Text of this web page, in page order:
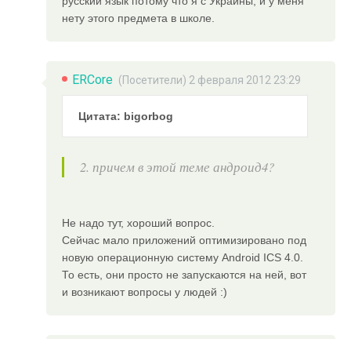
нету этого предмета в школе.
ERCore (Посетители) 2 февраля 2012 23:29
Цитата: bigorbog
2. причем в этой теме андроид4?
Не надо тут, хороший вопрос.
Сейчас мало приложений оптимизировано под
новую операционную систему Android ICS 4.0.
То есть, они просто не запускаются на ней, вот
и возникают вопросы у людей :)